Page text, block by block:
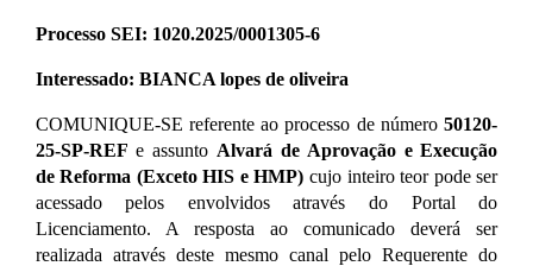
Processo SEI: 1020.2025/0001305-6
Interessado: BIANCA lopes de oliveira
COMUNIQUE-SE referente ao processo de número50120-
25-SP-REF e assunto Alvará de Aprovação e Execução
de Reforma (Exceto HIS e HMP) cujo inteiro teor pode ser
acessado pelos envolvidos através do Portal do
Licenciamento. A resposta ao comunicado deverá ser
realizada através deste mesmo canal pelo Requerente do